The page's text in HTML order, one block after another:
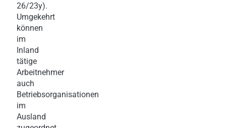
26/23y).
Umgekehrt
können
im
Inland
tätige
Arbeitnehmer
auch
Betriebsorganisationen
im
Ausland